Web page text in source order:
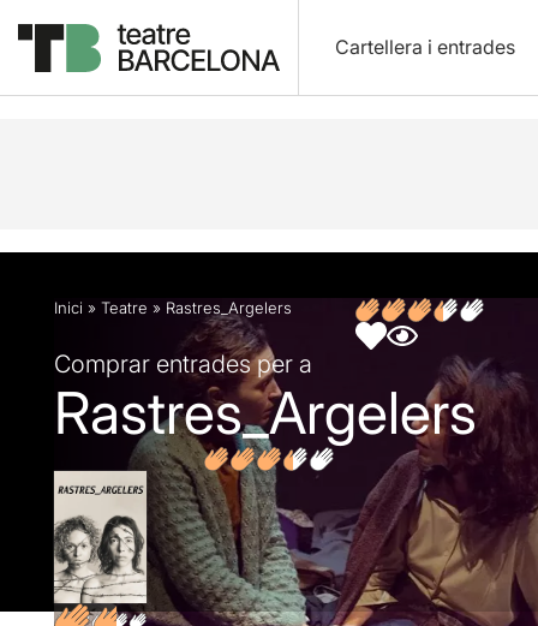
Cartellera i entrades
Descripció Fitxa artística Opinions Articles
Inici » Teatre » Rastres_Argelers
Comprar entrades per a
Rastres_Argelers